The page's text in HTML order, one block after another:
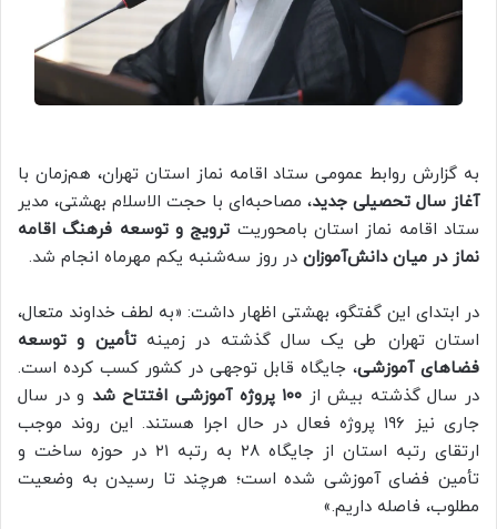
به گزارش روابط عمومی ستاد اقامه نماز استان تهران، هم‌زمان با
آغاز سال تحصیلی جدید، مصاحبه‌ای با حجت الاسلام بهشتی، مدیر
ستاد اقامه نماز استان بامحوریت ترویج و توسعه فرهنگ اقامه
نماز در میان دانش‌آموزان در روز سه‌شنبه یکم مهرماه انجام شد.
در ابتدای این گفتگو، بهشتی اظهار داشت: «به لطف خداوند متعال،
استان تهران طی یک سال گذشته در زمینهتأمین و توسعه
فضاهای آموزشی، جایگاه قابل توجهی در کشور کسب کرده است.
در سال گذشته بیش از ۱۰۰ پروژه آموزشی افتتاح شد
و در سال
جاری نیز ۱۹۶ پروژه فعال در حال اجرا هستند. این روند موجب
ارتقای رتبه استان از جایگاه ۲۸ به رتبه ۲۱ در حوزه ساخت و
تأمین فضای آموزشی شده است؛ هرچند تا رسیدن به وضعیت
مطلوب، فاصله داریم.»